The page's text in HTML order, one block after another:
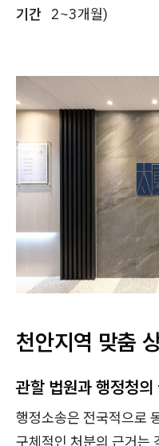
기간 2~3개월)
천안지역 맞춤
관할 법원과 행정청
행정소송은 전국적으로
구체적인 처분의 근거는